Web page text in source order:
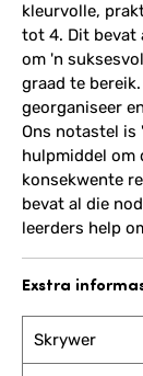
kleurvolle,
tot 4. Dit bevat
om 'n
graad te
georganiseer
Ons notastel
hulpmiddel om
konsekwente
bevat al die
leerders help
Exstra
Skrywer